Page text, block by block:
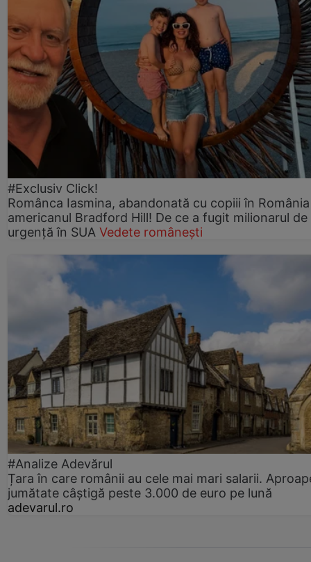
#Exclusiv Click!
Românca Iasmina, abandonată cu copiii în
americanul Bradford Hill! De ce a fugit milionarul de
urgență în SUA Vedete românești
#Analize Adevărul
Țara în care românii au cele mai mari salarii.
jumătate câștigă peste 3.000 de euro pe lună
adevarul.ro